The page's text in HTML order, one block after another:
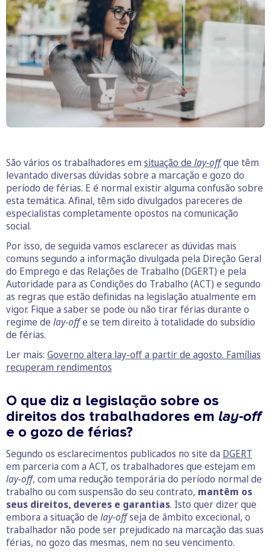
São vários os trabalhadores em situação de lay-offque têm
levantado diversas dúvidas sobre a marcação e gozo do
período de férias. E é normal existir alguma confusão sobre
esta temática. Afinal, têm sido divulgados pareceres de
especialistas completamente opostos na comunicação
social.
Por isso, de seguida vamos esclarecer as dúvidas mais
comuns segundo a informação divulgada pela Direção Geral
do Emprego e das Relações de Trabalho (DGERT) e pela
Autoridade para as Condições do Trabalho (ACT) e segundo
as regras que estão definidas na legislação atualmente em
vigor. Fique a saber se pode ou não tirar férias durante o
regime de lay-offe se tem direito à totalidade do subsídio
de férias.
Ler mais: Governo altera lay-off a partir de agosto. Famílias
recuperam rendimentos
O que diz a legislação sobre os
direitos dos trabalhadores em lay-off
e o gozo de férias?
Segundo os esclarecimentos publicados no site da DGERT
em parceria com a ACT, os trabalhadores que estejam em
lay-off, com uma redução temporária do período normal de
trabalho ou com suspensão do seu contrato, mantêm os
seus direitos, deveres e garantias. Isto quer dizer que
embora a situação de lay-offseja de âmbito excecional, o
trabalhador não pode ser prejudicado na marcação das suas
férias, no gozo das mesmas, nem no seu vencimento.